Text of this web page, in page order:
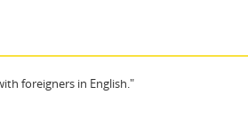
foreigners in English."